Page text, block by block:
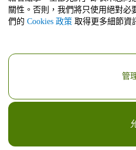
關性。否則，我們將只使用絕對必
們的 Cookies 政策 取得更多細節資
管